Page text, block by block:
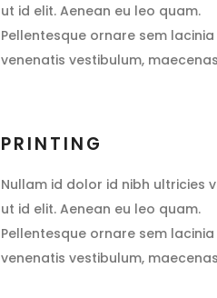
ut id elit. Aenean eu leo quam.
Pellentesque ornare sem
venenatis vestibulum,
PRINTING
Nullam id dolor id nibh ultricies
ut id elit. Aenean eu leo quam.
Pellentesque ornare sem
venenatis vestibulum,